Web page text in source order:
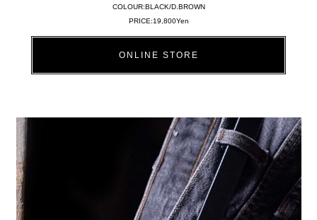
COLOUR:BLACK/D.BROWN
PRICE:19,800Yen
ONLINE STORE